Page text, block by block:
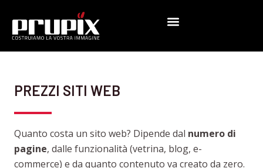
contenuto
PREZZI SITI WEB
Quanto costa un sito web? Dipende dal numero di
pagine, dalle funzionalità (vetrina, blog, e-
commerce) e da quanto contenuto va creato da zero.